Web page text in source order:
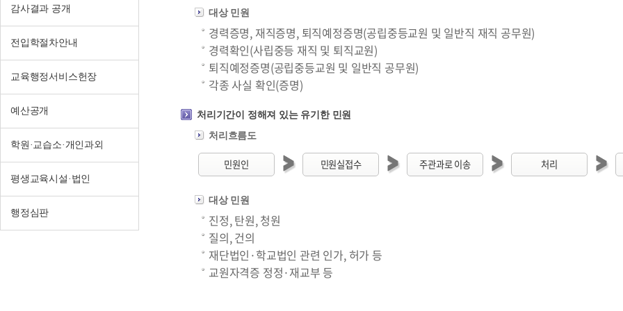
감사결과 공개
전입학절차안내
교육행정서비스헌장
예산공개
학원·교습소·개인과외
평생교육시설·법인
행정심판
대상 민원
경력증명, 재직증명, 퇴직예정증명(공립중등교원 및 일반직 재직 공무원)
경력확인(사립중등 재직 및 퇴직교원)
퇴직예정증명(공립중등교원 및 일반직 공무원)
각종 사실 확인(증명)
처리기간이 정해져 있는 유기한 민원
처리흐름도
민원인 민원실접수 주관과로 이송 처리
대상 민원
진정, 탄원, 청원
질의, 건의
재단법인·학교법인 관련 인가, 허가 등
교원자격증 정정·재교부 등